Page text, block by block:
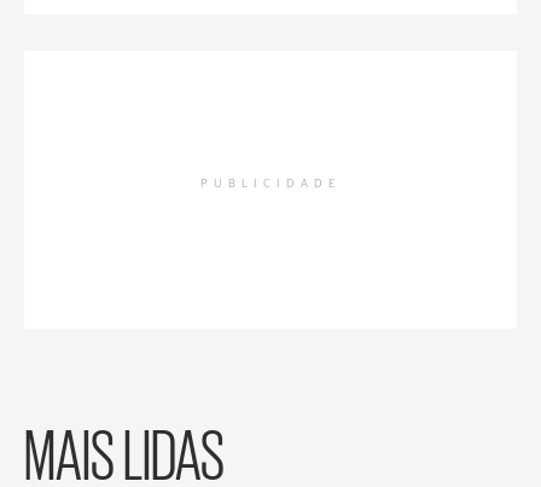
PUBLICIDADE
MAIS LIDAS